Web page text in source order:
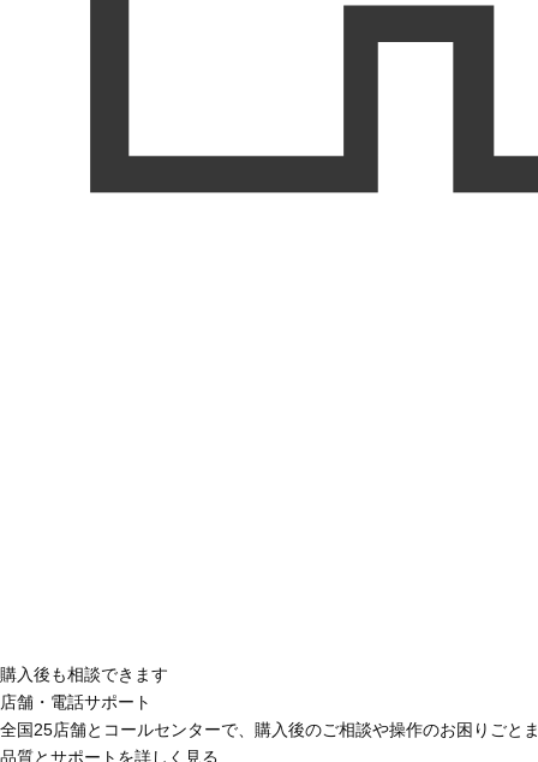
購入後も相談できます
店舗・電話サポート
全国25店舗とコールセンターで、購入後のご相談や操作のお困りごと
品質とサポートを詳しく見る